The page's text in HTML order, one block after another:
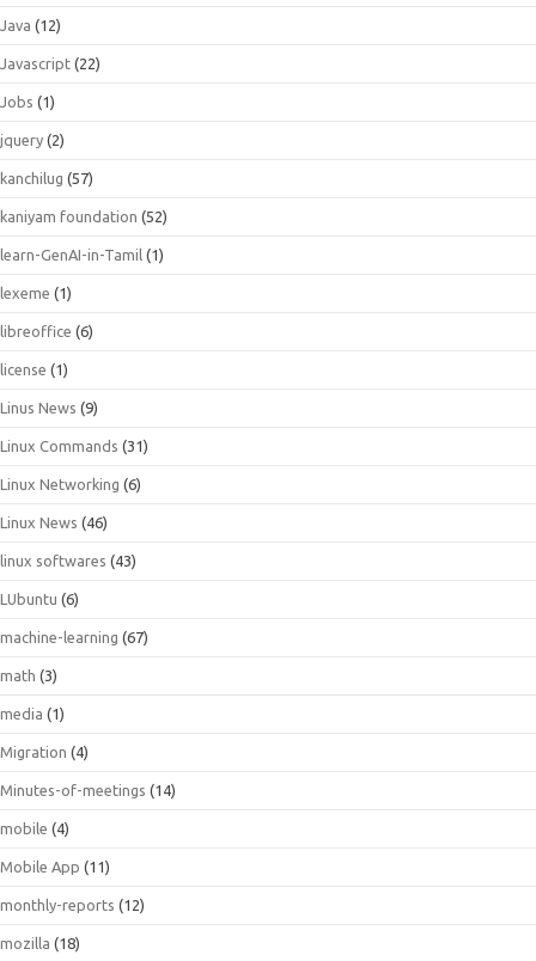
Java (12)
Javascript (22)
Jobs (1)
jquery (2)
kanchilug (57)
kaniyam foundation (52)
learn-GenAI-in-Tamil (1)
lexeme (1)
libreoffice (6)
license (1)
Linus News (9)
Linux Commands (31)
Linux Networking (6)
Linux News (46)
linux softwares (43)
LUbuntu (6)
machine-learning (67)
math (3)
media (1)
Migration (4)
Minutes-of-meetings (14)
mobile (4)
Mobile App (11)
monthly-reports (12)
mozilla (18)